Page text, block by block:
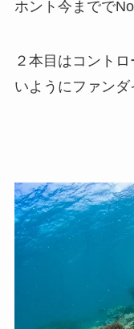
ホント今までで
２本目はコント
いようにファン